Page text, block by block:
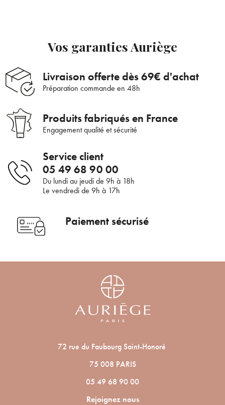
Supprimer le produit ?
panier ?
ANNULER
Vos garanties Auriège
Livraison offerte dès 69€ d'achat
Préparation commande en 48h
Produits fabriqués en France
Engagement qualité et sécurité
Service client
05 49 68 90 00
Du lundi au jeudi de 9h à 18h
Le vendredi de 9h à 17h
Paiement sécurisé
72 rue du Faubourg Saint-Honoré
75 008 PARIS
05 49 68 90 00
Rejoignez nous
Bienvenue !
Pour être au courant de nos dernières
nouveautés ou promotions en cours et
JE M’INSCRIS